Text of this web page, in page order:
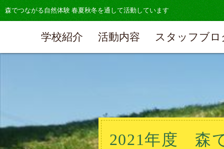
森でつながる自然体験 春夏秋冬を通して活動しています
学校紹介 活動内容 スタッフブロ
2021年度 森